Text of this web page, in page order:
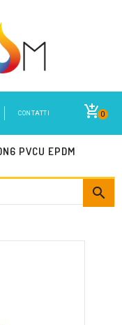
0
CONTATTI
PVCU EPDM
